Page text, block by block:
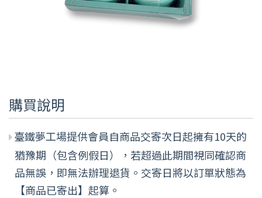
購買說明
臺鐵夢工場提供會員自商品交寄次日起擁有10天的
猶豫期（包含例假日），若超過此期間視同確認商
品無誤，即無法辦理退貨。交寄日將以訂單狀態為
【商品已寄出】起算。